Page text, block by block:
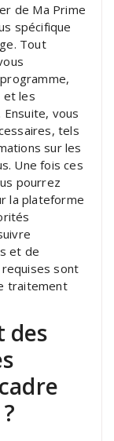
de Ma Prime
spécifique
Tout
et les
vous
tels
sur les
Une fois ces
pourrez
la plateforme
et de
sont
traitement
des